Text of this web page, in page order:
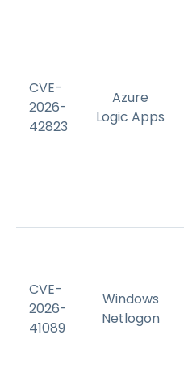
CVE-
2026-
42823
Azure
Logic Apps
CVE-
2026-
41089
Windows
Netlogon